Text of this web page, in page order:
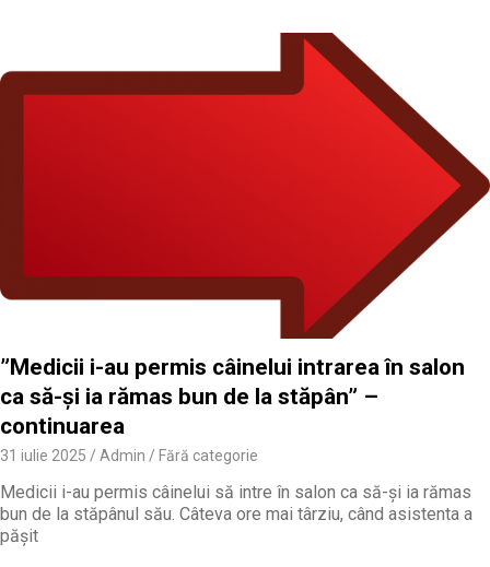
”Medicii i-au permis câinelui intrarea în salon
ca să-și ia rămas bun de la stăpân” –
continuarea
31 iulie 2025 Admin Fără categorie
Medicii i-au permis câinelui să intre în salon ca să-și ia rămas
bun de la stăpânul său. Câteva ore mai târziu, când asistenta a
pășit